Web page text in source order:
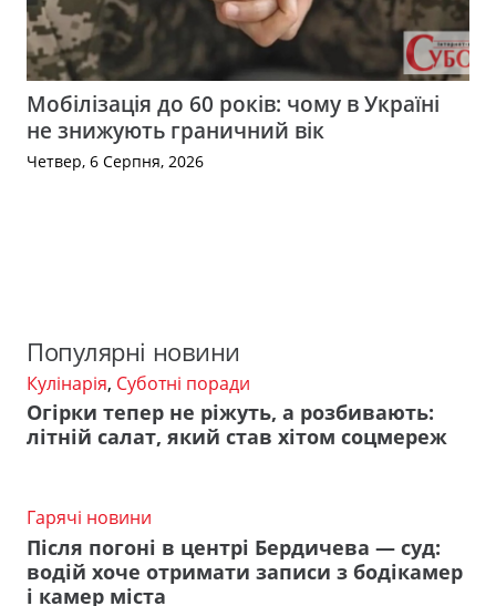
Мобілізація до 60 років: чому в Україні
не знижують граничний вік
Четвер, 6 Серпня, 2026
Популярні новини
Кулінарія, Суботні поради
Огірки тепер не ріжуть, а розбивають:
літній салат, який став хітом соцмереж
Гарячі новини
Після погоні в центрі Бердичева — суд:
водій хоче отримати записи з бодікамер
і камер міста